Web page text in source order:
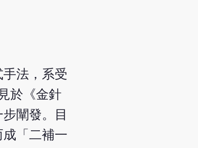
法，系受
於《金針
闡發。目
「二補一